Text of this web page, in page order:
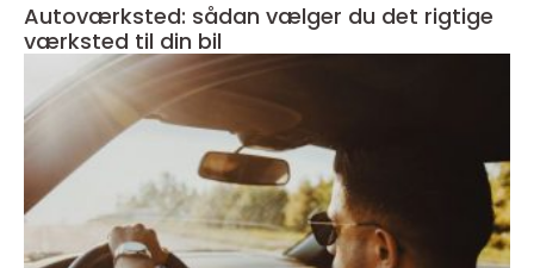
Autoværksted: sådan vælger du det rigtige
værksted til din bil